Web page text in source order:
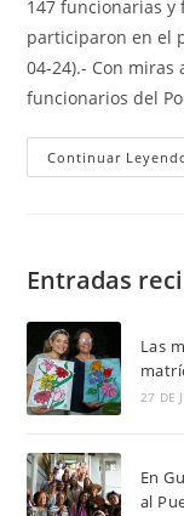
147 funcionarias y
participaron en el
04-24).- Con
funcionarios del
Continuar
Entradas
Las
27 DE
En
al